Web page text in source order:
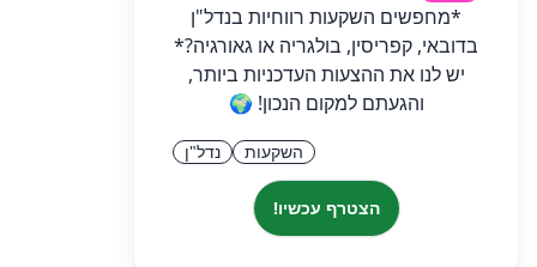
*מחפשים השקעות רווחיות בנדל"ן
בדובאי, קפריסין, בולגריה או גאורגיה?*
יש לנו את ההצעות העדכניות ביותר,
והגעתם למקום הנכון! 🌍
השקעות נדל"ן
הצטרף עכשיו!